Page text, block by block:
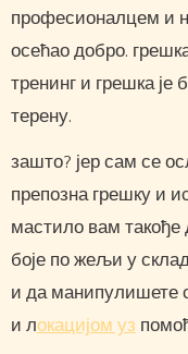
професионалцем и
осећао добро.
тренинг и грешка је
терену.
зашто? јер сам се
препозна грешку и
мастило вам
боје по жељи у
и да манипулишете
и локацијом уз